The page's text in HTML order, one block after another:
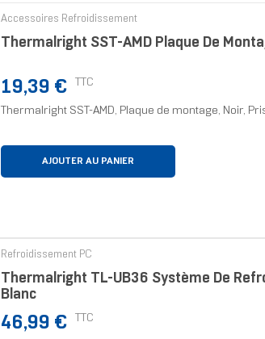
Accessoires Refroidissement
Thermalright SST-AMD Plaque De
Prix
19,39 € TTC
Thermalright SST-AMD, Plaque de montage, Noir,
AJOUTER AU PANIER
Refroidissement PC
Thermalright TL-UB36 Système De
Blanc
Prix
46,99 € TTC